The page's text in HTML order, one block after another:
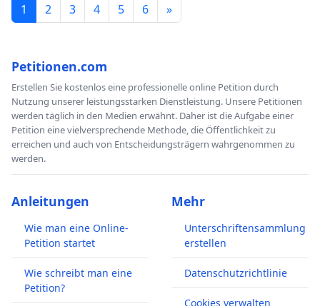
1 2 3 4 5 6 »
Petitionen.com
Erstellen Sie kostenlos eine professionelle online Petition durch
Nutzung unserer leistungsstarken Dienstleistung. Unsere Petitionen
werden täglich in den Medien erwähnt. Daher ist die Aufgabe einer
Petition eine vielversprechende Methode, die Öffentlichkeit zu
erreichen und auch von Entscheidungsträgern wahrgenommen zu
werden.
Anleitungen
Wie man eine Online-
Petition startet
Wie schreibt man eine
Petition?
Mehr
Unterschriftensammlung
erstellen
Datenschutzrichtlinie
Cookies verwalten